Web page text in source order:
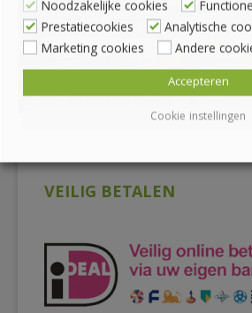
VEILIG BETALEN
Noodzakelijke cookies
Prestatiecookies
Analytische
Marketing cookies
Andere
Cookie instellingen
Accepteren